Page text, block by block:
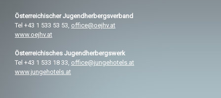
ÖsterreichischerJugendherbergsverband
Tel +43 1 533 53 53, office@oejhv.at
www.oejhv.at
Österreichisches Jugendherbergswerk
Tel +43 1 533 18 33, office@jungehotels.at
www.jungehotels.at